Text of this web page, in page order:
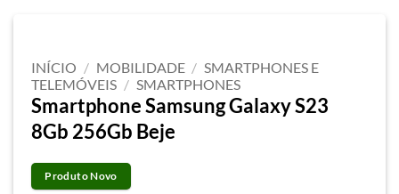
INÍCIO / MOBILIDADE / SMARTPHONES E
TELEMÓVEIS / SMARTPHONES
Smartphone Samsung Galaxy S23
8Gb 256Gb Beje
Produto Novo